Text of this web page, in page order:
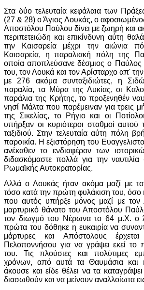
Στα δύο τελευταία κεφάλαια των
(27 & 28) ο Άγιος Λουκάς, ο
Αποστόλου Παύλου δίνει με ζωηρή και
περιπετειώδη και επικίνδυνη αύτη
την Καισαρεία μέχρι την αιώνια
Καισαρεία, η παραλιακή πόλη της
οποία αποπλεύσανε δέσμιος ο Παύλος
του, τον Λουκά και τον Αρίσταρχο απ'
με 276 ακόμα συνταξιδιώτες, η
παραλία, τα Μύρα της Λυκίας, οι
παράλια της Κρήτης, το προξενηθέν
νησί Μάλτα που παρέμειναν για τρεις
της Σικελίας, το Ρήγιο και οι
υπήρξαν οι κυριότεροι σταθμοί αυτού
ταξιδιού. Στην τελευταία αύτη πόλη
παροικία. Η εξιστόρηση του
ανέκαθεν το ενδιαφέρον των
διδασκόμαστε πολλά για την
Ρωμαϊκής Αυτοκρατορίας.
Αλλά ο Λουκάς ήταν ακόμα μαζί με
τόσο κατά την πρώτη φυλάκιση του, όσο
που αυτός υπήρξε μόνος μαζί με
μαρτυρικό θάνατο του Αποστόλου
τον διωγμό του Νέρωνα το 64 μ.Χ. ο
πρώτα του δόθηκε η ευκαιρία να
μάρτυρες και Απόστολους
Πελοποννήσου για να γράψει εκεί το
του. Τις πλούσιες και πολύτιμες
χρόνων, από αυτά τα Θαυμάσια και
άκουσε και είδε θέλει να τα
διασωθούν και να μείνουν αναλλοίωτα